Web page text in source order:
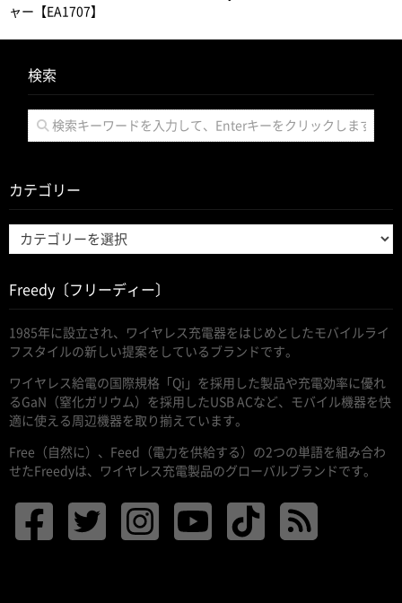
ャー【EA1707】
検索
カテゴリー
リ
ー
Freedy〔フリーディー〕
1985年に設立され、ワイヤレス充電器をはじめとしたモバイルライ
フスタイルの新しい提案をしているブランドです。
ワイヤレス給電の国際規格「Qi」を採用した製品や充電効率に優れ
るGaN（窒化ガリウム）を採用したUSB ACなど、モバイル機器を快
適に使える周辺機器を取り揃えています。
Free（自然に）、Feed（電力を供給する）の2つの単語を組み合わ
せたFreedyは、ワイヤレス充電製品のグローバルブランドです。